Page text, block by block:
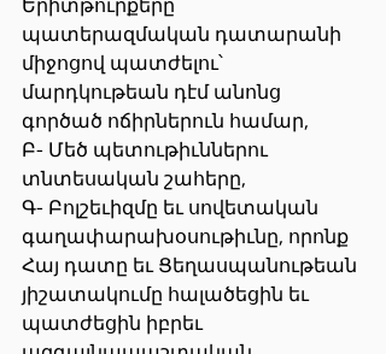
Երիտթուրքերը
պատերազմական դատարանի
միջոցով պատժելու՝
մարդկութեան դէմ անոնց
գործած ոճիրներուն համար,
Բ- Մեծ պետութիւններու
տնտեսական շահերը,
Գ- Բոլշեւիզմը եւ սովետական
գաղափարախօսութիւնը, որոնք
Հայ դատը եւ Ցեղասպանութեան
յիշատակումը հալածեցին եւ
պատժեցին իբրեւ